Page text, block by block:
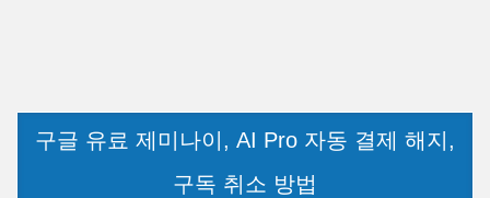
구글 유료 제미나이, AI Pro 자동 결제 해지,
구독 취소 방법